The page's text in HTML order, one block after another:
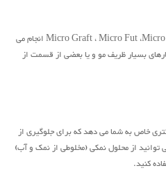
کاشت ابرو به چندین روش مختلف Micro Graft ، Micro Fut ،Micro Fit انجام می
بسیار ظریف مو و یا بعضی از قسمت از
خاص به شما می دهد که برای جلوگیری از
توانید از محلول نمکی (مخلوطی از نمک و آب)
کنید.